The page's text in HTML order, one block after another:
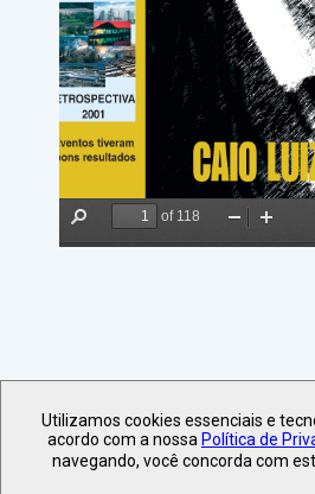
Utilizamos cookies essenciais e
acordo com a nossa Política de
navegando, você concorda com